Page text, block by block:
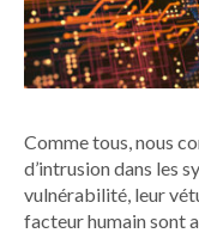
Comme tous, nous
d’intrusion dans les
vulnérabilité, leur
facteur humain sont